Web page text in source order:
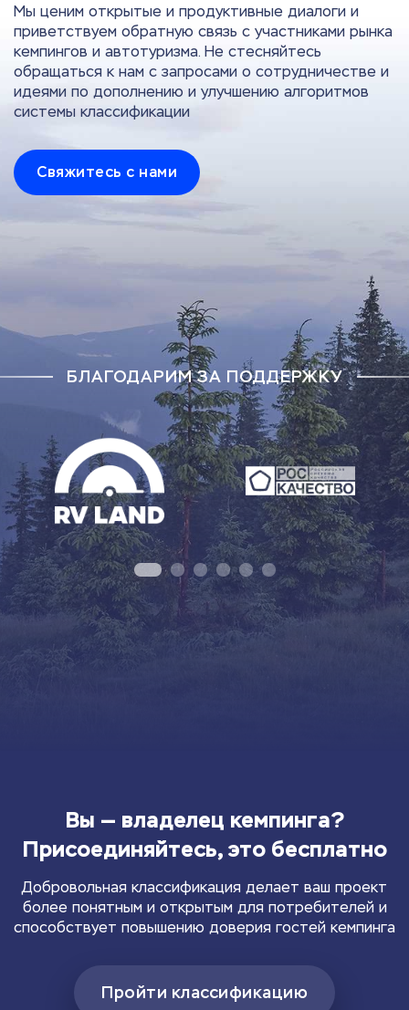
Мы ценим открытые и продуктивные диалоги и
приветствуем обратную связь с участниками рынка
кемпингов и автотуризма. Не стесняйтесь
обращаться к нам с запросами о сотрудничестве и
идеями по дополнению и улучшению алгоритмов
системы классификации
Свяжитесь с нами
БЛАГОДАРИМ ЗА ПОДДЕРЖКУ
Вы — владелец кемпинга?
Присоединяйтесь, это бесплатно
Добровольная классификация делает ваш проект
более понятным и открытым для потребителей и
способствует повышению доверия гостей кемпинга
Пройти классификацию